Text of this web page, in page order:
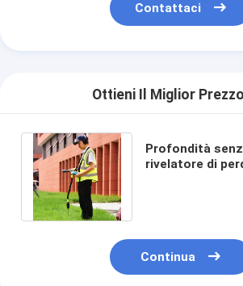
Contattaci
Ottieni Il Miglior
Profondità
rivelatore di
Continua